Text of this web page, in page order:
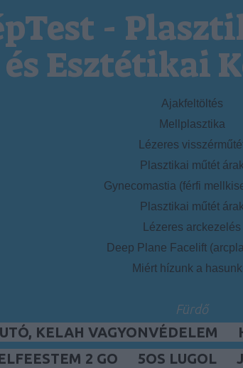
-
és Esztétikai
Ajakfeltöltés
Mellplasztika
Lézeres
Plasztikai műtét árak
Gynecomastia (férfi
Plasztikai műtét árak
Lézeres arckezelés
Deep Plane Facelift
Miért hízunk a
Fürdő
KELAH VAGYONVÉDELEM
2 GO
5OS LUGOL